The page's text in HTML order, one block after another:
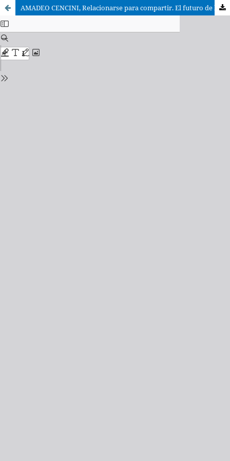
AMADEO CENCINI, Relacionarse para compartir. El futuro de la Vida Consagrada